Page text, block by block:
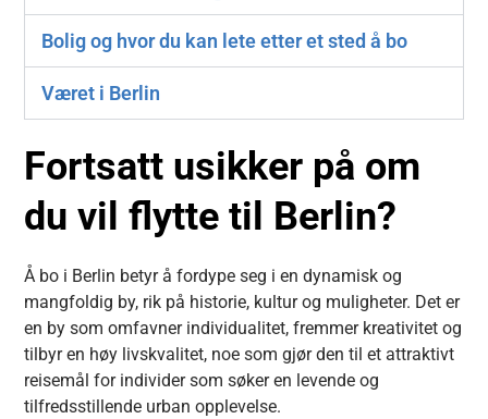
Bolig og hvor du kan lete etter et sted å bo
Været i Berlin
Fortsatt usikker på om
du vil flytte til Berlin?
Å bo i Berlin betyr å fordype seg i en dynamisk og
mangfoldig by, rik på historie, kultur og muligheter. Det er
en by som omfavner individualitet, fremmer kreativitet og
tilbyr en høy livskvalitet, noe som gjør den til et attraktivt
reisemål for individer som søker en levende og
tilfredsstillende urban opplevelse.